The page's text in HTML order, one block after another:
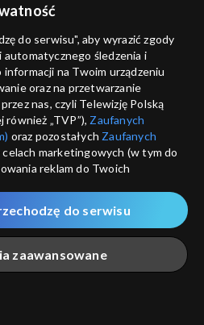
Sprawa dla reportera
09.03.2023
Sprawa dla reportera
23.02.2023
do serwisu", aby wyrazić zgody
śledzenia i
na Twoim urządzeniu
oraz na przetwarzanie
nas, czyli Telewizję Polską
również „TVP”), Zaufanych
oraz pozostałych Zaufanych
celach marketingowych (w tym do
reklam do Twoich
zgody na udostępnianie
do Google.
podczas odwiedzania przez
serwisówzwanych dalej
zapisywane za pomocą
zaawansowane
do serwisu